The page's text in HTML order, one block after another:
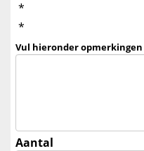
*
*
Vul hieronder
Aantal